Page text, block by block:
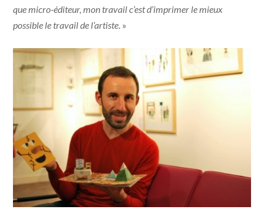
que micro-éditeur, mon travail c’est d’imprimer le mieux
possible le travail de l’artiste. »